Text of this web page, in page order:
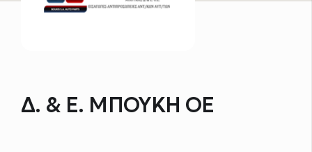
Δ. & Ε. ΜΠΟΥΚΗ ΟΕ